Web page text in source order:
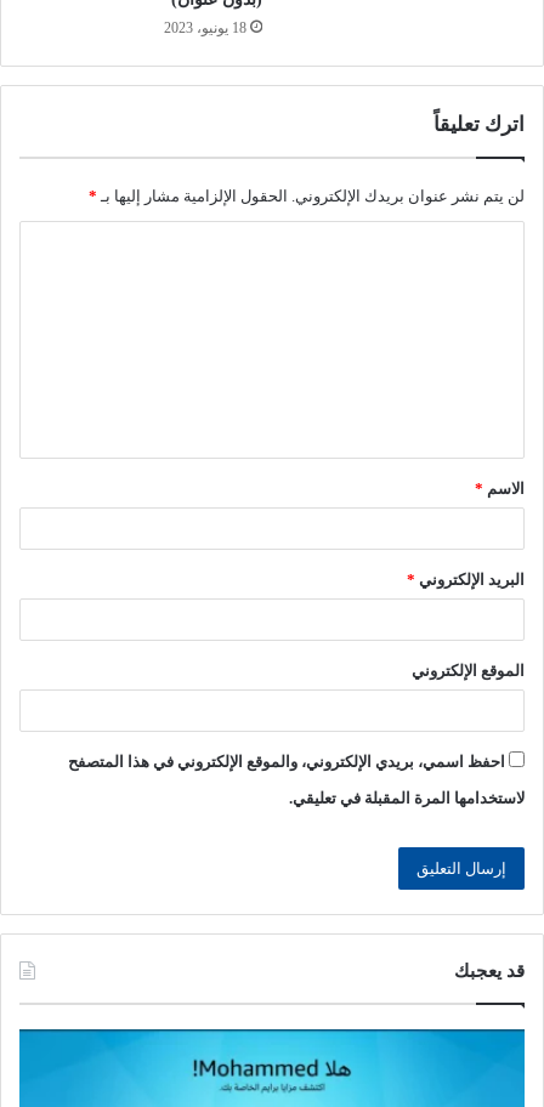
18 يونيو، 2023
اترك تعليقاً
لن يتم نشر عنوان بريدك الإلكتروني. الحقول الإلزامية مشار إليها بـ *
ق
*الاسم *
البريد الإلكتروني *
الموقع الإلكتروني
احفظ اسمي، بريدي الإلكتروني، والموقع الإلكتروني في هذا المتصفح
لاستخدامها المرة المقبلة في تعليقي.
قد يعجبك